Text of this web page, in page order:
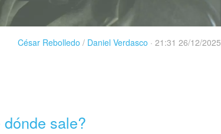
César Rebolledo / Daniel Verdasco · 21:31 26/12/2025
sale?